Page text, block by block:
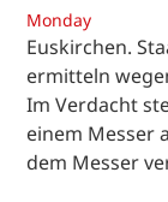
Monday
Euskirchen.
ermitteln
Im Verdacht
einem Messer
dem Messer